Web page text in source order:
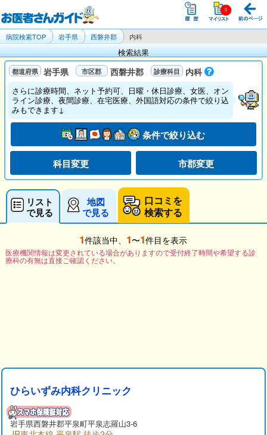
病院検索TOP 岩手県 西磐井郡 内科
検索結果
岩手県 西磐井郡 内科
さらに診療時間、ネット予約可、日曜・休日診療、女医、オン
ライン診療、夜間診療、在宅医療、外国語対応の条件で絞り込
みもできます↓
条件で絞り込む
科目変更 市郡変更
リスト
で見る
地図
で見る
口コミを
検索する
1件該当中、 1〜1件目を表示
医療機関情報は変更されている場合がありますので受付終了時間や希望する診
療科の有無は直接ご確認ください。
ひらいずみ内科クリニック
岩手県西磐井郡平泉町平泉志羅山3-6